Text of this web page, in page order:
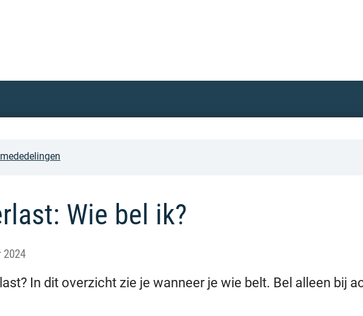
Wie bel ik?
2024
In dit overzicht zie je wanneer je wie belt. Bel alleen bij